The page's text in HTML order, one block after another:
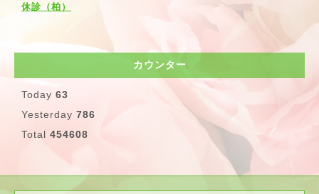
休診（柏）
カウンター
Today 63
Yesterday 786
Total 454608